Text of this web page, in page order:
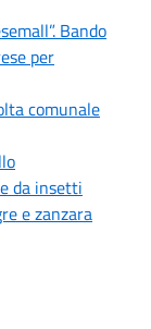
Bando
per
comunale
da insetti
e zanzara